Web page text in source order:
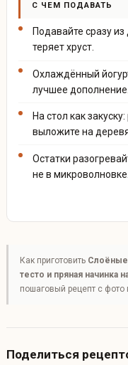
С ЧЕМ ПОДАВАТЬ
Подавайте сразу
теряет хруст.
Охлаждённый
лучшее дополнение.
На стол как
выложите на
Остатки
не в микроволновке.
Как приготовить Слоёные
тесто и пряная начинка
пошаговый рецепт с фото
Поделиться